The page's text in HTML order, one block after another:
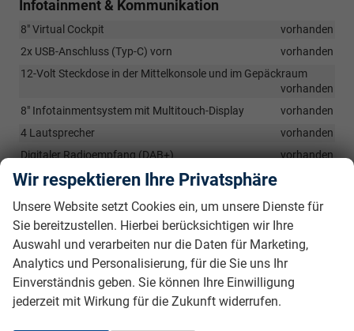
Infotainment & Kommunikation
8" Virtual Cockpit
vorhanden
2x USB-Anschluss (Typ-C) vorn
vorhanden
12-Volt Steckdose in der Mittelkonsole und im Gepäckraum
vorhanden
8" Infotainmentsystem mit Multitouch-Display
vorhanden
4 Lautsprecher
vorhanden
Digitaler Radioempfang (DAB+)
vorhanden
Bluetooth mit Freisprecheinrichtung
Sicherheit & Assistenz
3 Kopfstützen hinten
vorhanden
Zentralverriegelung mit Funkfernbedienung inkl. 2
Funkklappschlüsseln
vorhanden
Berganfahrassistent (nur für Automatikgetriebe)
Wir respektieren Ihre Privatsphäre
Unsere Website setzt Cookies ein, um unsere Dienste für
Sie bereitzustellen. Hierbei berücksichtigen wir Ihre
Auswahl und verarbeiten nur die Daten für Marketing,
Analytics und Personalisierung, für die Sie uns Ihr
Einverständnis geben. Sie können Ihre Einwilligung
jederzeit mit Wirkung für die Zukunft widerrufen.